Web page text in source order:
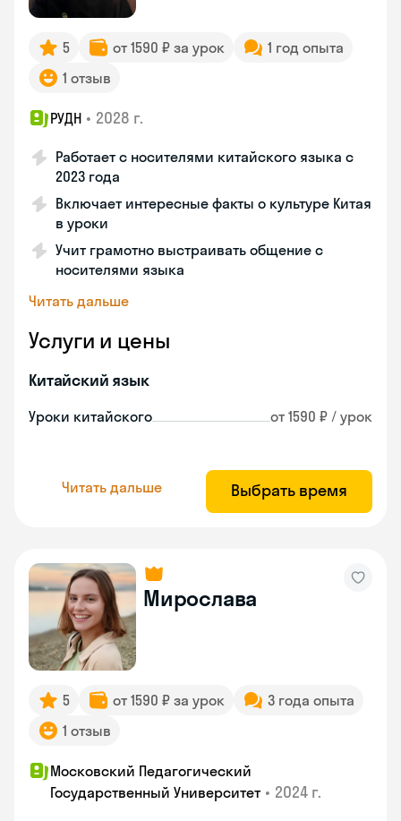
5 от 1590 ₽ за урок
1 год опыта
1 отзыв
РУДН • 2028 г.
Работает с носителями китайского языка с
2023 года
Включает интересные факты о культуре Китая
в уроки
Учит грамотно выстраивать общение с
носителями языка
Читать дальше
Услуги и цены
Китайский язык
Уроки китайского от 1590 ₽ / урок
Читать дальше Выбрать время
Мирослава
5 от 1590 ₽ за урок
3 года опыта
1 отзыв
Московский Педагогический
Государственный Университет • 2024 г.